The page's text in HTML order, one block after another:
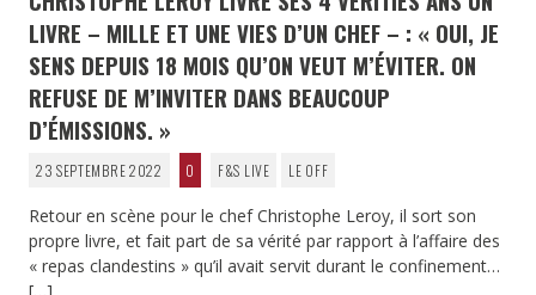
LIVRE – MILLE ET UNE VIES D’UN CHEF – : « OUI, JE
SENS DEPUIS 18 MOIS QU’ON VEUT M’ÉVITER. ON
REFUSE DE M’INVITER DANS BEAUCOUP
D’ÉMISSIONS. »
23 SEPTEMBRE 2022 0 F&S LIVE LE OFF
Retour en scène pour le chef Christophe Leroy, il sort son
propre livre, et fait part de sa vérité par rapport à l’affaire des
« repas clandestins » qu’il avait servit durant le confinement…